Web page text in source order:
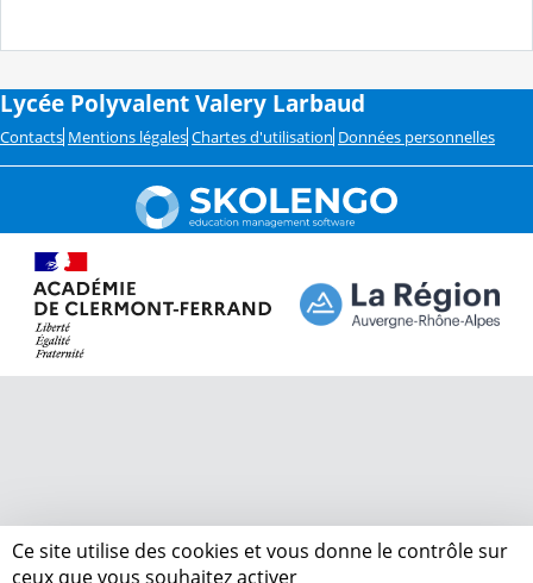
Lycée Polyvalent Valery Larbaud
Contacts Mentions légales Chartes d'utilisation Données personnelles
Ce site utilise des cookies et vous donne le contrôle sur
ceux que vous souhaitez activer